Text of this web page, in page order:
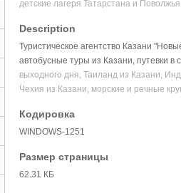
детские лагеря Татарстана и
Description
Туристическое агентство Казани
автобусные туры из Казани, путевки в
выходного дня, Таиланд из Казани,
Чехия из Казани, морские и речные
Кодировка
WINDOWS-1251
Размер страницы
62.31 КБ